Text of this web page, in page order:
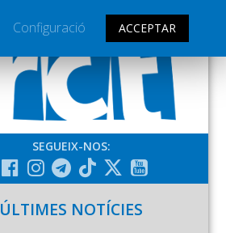
SEGUEIX-NOS:
ÚLTIMES NOTÍCIES
Configuració ACCEPTAR